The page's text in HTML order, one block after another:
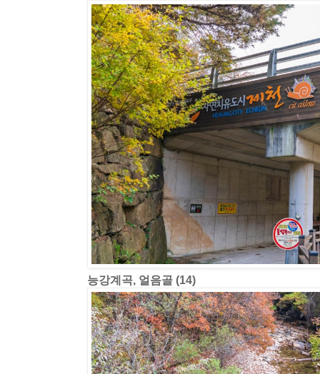
능강계곡, 얼음골 (14)